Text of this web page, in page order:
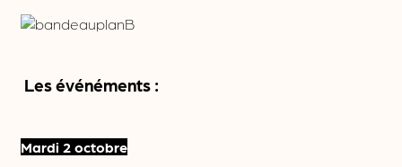
Les événéments :
Mardi 2 octobre